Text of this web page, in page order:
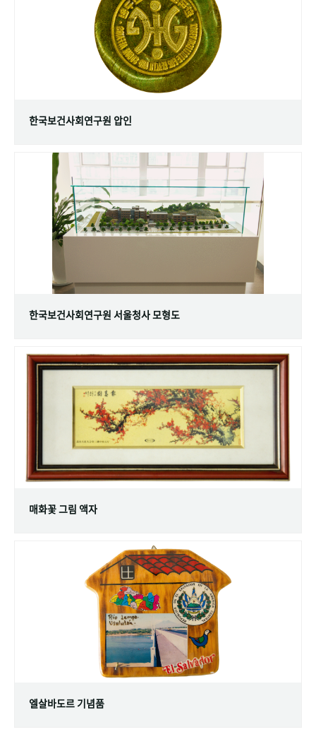
한국보건사회연구원 압인
한국보건사회연구원 서울청사 모형도
매화꽃 그림 액자
엘살바도르 기념품